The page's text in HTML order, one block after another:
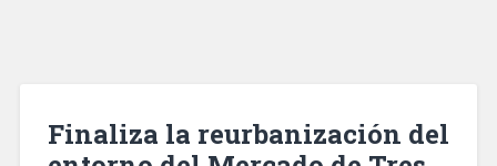
Finaliza la reurbanización del